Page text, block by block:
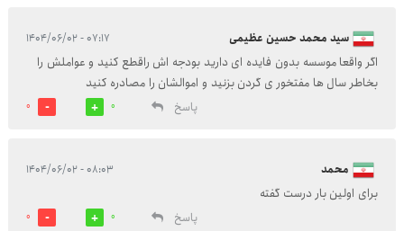
سید محمد حسین عظیمی ۰۷:۱۷ - ۱۴۰۴/۰۶/۰۲
اگر واقعا موسسه بدون فایده ای دارید بودجه اش راقطع کنید و عواملش را
بخاطر سال ها مفتخور ی گردن بزنید و اموالشان را مصادره کنید
پاسخ
0
0
محمد ۰۸:۰۳ - ۱۴۰۴/۰۶/۰۲
برای اولین بار درست گفته
پاسخ
0
0